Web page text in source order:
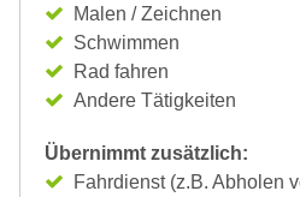
Malen / Zeichnen
Schwimmen
Rad fahren
Andere Tätigkeiten
Übernimmt zusätzlich:
Fahrdienst (z.B. Abholen